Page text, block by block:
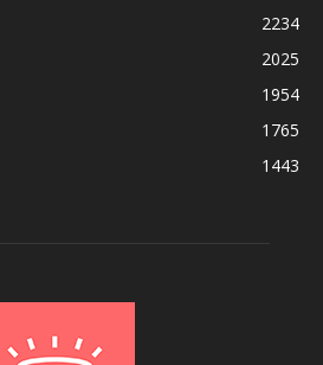
2234
2025
1954
1765
1443